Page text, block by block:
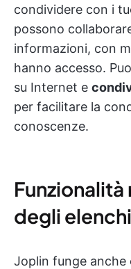
condividere con i
possono
informazioni, con
hanno accesso.
su Internet e
per facilitare la
conoscenze.
degli
Joplin funge